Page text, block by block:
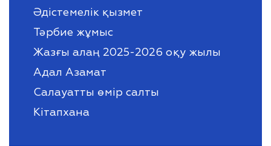
Әдістемелік қызмет
Тәрбие жұмыс
Жазғы алаң 2025-2026 оқу жылы
Адал Азамат
Салауатты өмір салты
Кітапхана